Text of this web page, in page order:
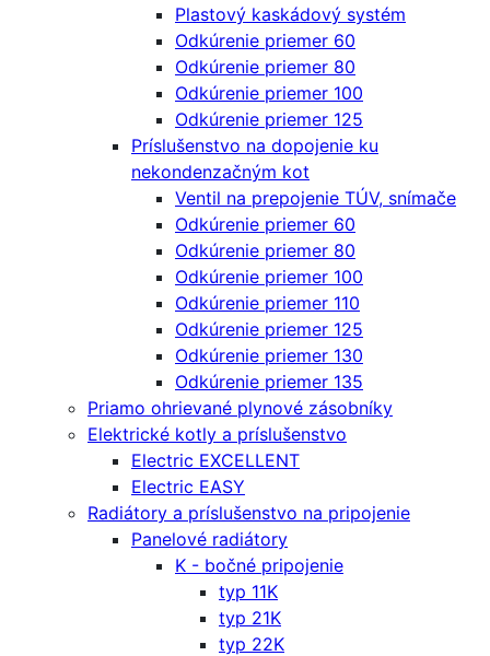
Plastový kaskádový systém
Odkúrenie priemer 60
Odkúrenie priemer 80
Odkúrenie priemer 100
Odkúrenie priemer 125
Príslušenstvo na dopojenie ku
nekondenzačným kot
Ventil na prepojenie TÚV, snímače
Odkúrenie priemer 60
Odkúrenie priemer 80
Odkúrenie priemer 100
Odkúrenie priemer 110
Odkúrenie priemer 125
Odkúrenie priemer 130
Odkúrenie priemer 135
Priamo ohrievané plynové zásobníky
Elektrické kotly a príslušenstvo
Electric EXCELLENT
Electric EASY
Radiátory a príslušenstvo na pripojenie
Panelové radiátory
K - bočné pripojenie
typ 11K
typ 21K
typ 22K